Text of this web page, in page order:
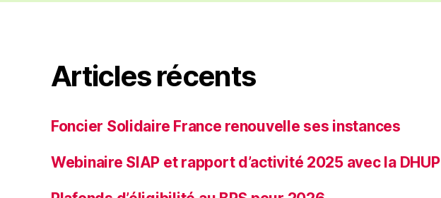
Articles récents
Foncier Solidaire France renouvelle ses instances
Webinaire SIAP et rapport d’activité 2025 avec la DHUP